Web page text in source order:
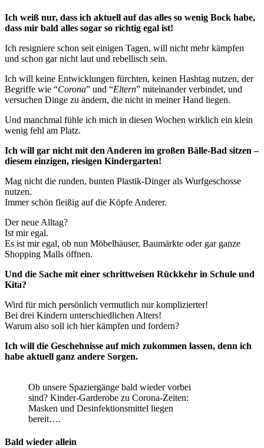
Ich weiß nur, dass ich aktuell auf das alles so wenig Bock habe,
dass mir bald alles sogar so richtig egal ist!
Ich resigniere schon seit einigen Tagen, will nicht mehr kämpfen
und schon gar nicht laut und rebellisch sein.
Ich will keine Entwicklungen fürchten, keinen Hashtag nutzen, der
Begriffe wie “Corona” und “Eltern” miteinander verbindet, und
versuchen Dinge zu ändern, die nicht in meiner Hand liegen.
Und manchmal fühle ich mich in diesen Wochen wirklich ein klein
wenig fehl am Platz.
Ich will gar nicht mit den Anderen im großen Bälle-Bad sitzen –
diesem einzigen, riesigen Kindergarten!
Mag nicht die runden, bunten Plastik-Dinger als Wurfgeschosse
nutzen.
Immer schön fleißig auf die Köpfe Anderer.
Der neue Alltag?
Ist mir egal.
Es ist mir egal, ob nun Möbelhäuser, Baumärkte oder gar ganze
Shopping Malls öffnen.
Und die Sache mit einer schrittweisen Rückkehr in Schule und
Kita?
Wird für mich persönlich vermutlich nur komplizierter!
Bei drei Kindern unterschiedlichen Alters!
Warum also soll ich hier kämpfen und fordern?
Ich will die Geschehnisse auf mich zukommen lassen, denn ich
habe aktuell ganz andere Sorgen.
Ob unsere Spaziergänge bald wieder vorbei
sind? Kinder-Garderobe zu Corona-Zeiten:
Masken und Desinfektionsmittel liegen
bereit….
Bald wieder allein